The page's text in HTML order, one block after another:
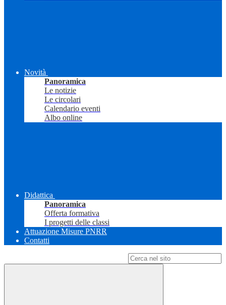
Novità
Panoramica
Le notizie
Le circolari
Calendario eventi
Albo online
Didattica
Panoramica
Offerta formativa
I progetti delle classi
Attuazione Misure PNRR
Contatti